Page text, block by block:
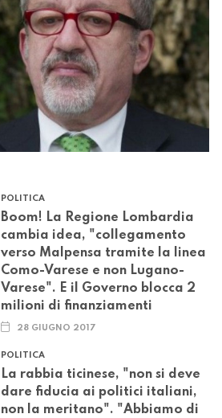
POLITICA
Boom! La Regione Lombardia
cambia idea, "collegamento
verso Malpensa tramite la linea
Como-Varese e non Lugano-
Varese". E il Governo blocca 2
milioni di finanziamenti
28 GIUGNO 2017
POLITICA
La rabbia ticinese, "non si deve
dare fiducia ai politici italiani,
non la meritano". "Abbiamo di